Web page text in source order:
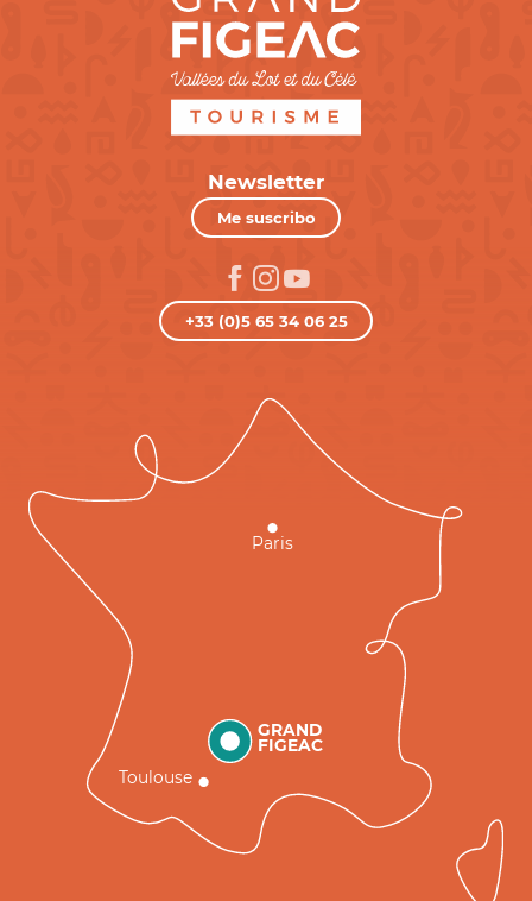
Newsletter
Me suscribo
+33 (0)5 65 34 06 25
GRAND
FIGEAC
Toulouse
Paris